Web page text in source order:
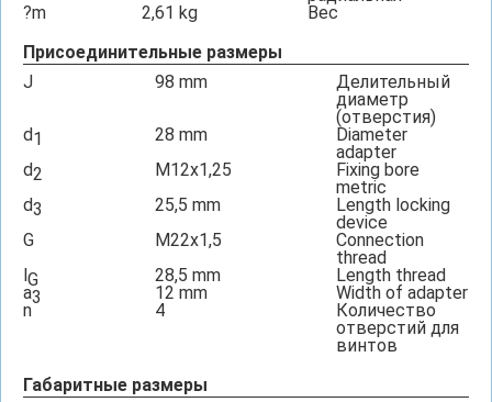
?m
2,61 kg
Вес
Присоединительные размеры
J
98 mm
Делительный
диаметр
(отверстия)
d1 28 mm
Diameter
adapter
d2 M12x1,25
Fixing bore
metric
d3 25,5 mm
Length locking
device
G
M22x1,5
Connection
thread
lG 28,5 mm
Length thread
a3 12 mm
Width of adapter
n
4
Количество
отверстий для
винтов
Габаритные размеры